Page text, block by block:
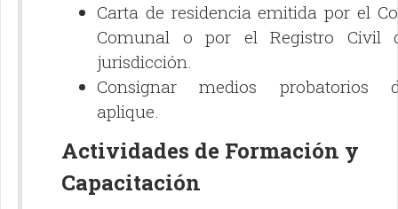
Carta de residencia emitida por el
Comunal o por el Registro Civil
jurisdicción.
Consignar medios probatorios
aplique.
Actividades de Formación y
Capacitación